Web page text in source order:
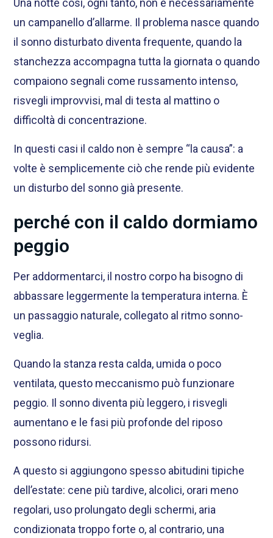
Una notte così, ogni tanto, non è necessariamente
un campanello d’allarme. Il problema nasce quando
il sonno disturbato diventa frequente, quando la
stanchezza accompagna tutta la giornata o quando
compaiono segnali come russamento intenso,
risvegli improvvisi, mal di testa al mattino o
difficoltà di concentrazione.
In questi casi il caldo non è sempre “la causa”: a
volte è semplicemente ciò che rende più evidente
un disturbo del sonno già presente.
perché con il caldo dormiamo
peggio
Per addormentarci, il nostro corpo ha bisogno di
abbassare leggermente la temperatura interna. È
un passaggio naturale, collegato al ritmo sonno-
veglia.
Quando la stanza resta calda, umida o poco
ventilata, questo meccanismo può funzionare
peggio. Il sonno diventa più leggero, i risvegli
aumentano e le fasi più profonde del riposo
possono ridursi.
A questo si aggiungono spesso abitudini tipiche
dell’estate: cene più tardive, alcolici, orari meno
regolari, uso prolungato degli schermi, aria
condizionata troppo forte o, al contrario, una